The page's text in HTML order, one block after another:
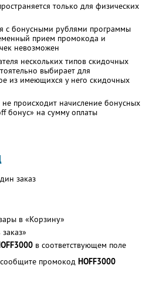
только для физических
с бонусными рублями программы
прием промокода и
невозможен
нескольких типов скидочных
выбирает для
из имеющихся у него скидочных
происходит начисление бонусных
бонус» на сумму оплаты
заказ
в «Корзину»
в соответствующем поле
промокод HOFF3000